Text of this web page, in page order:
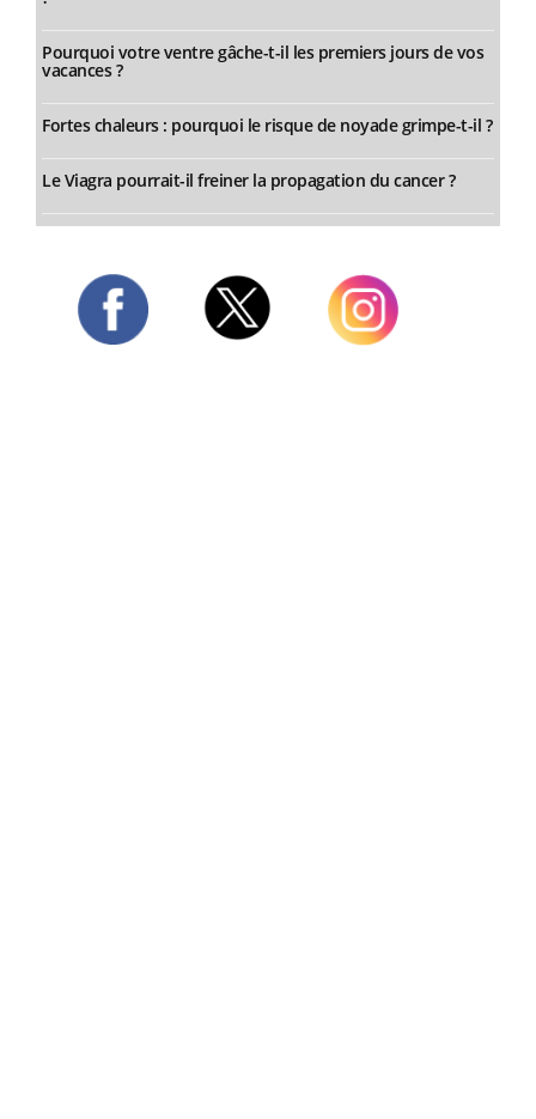
Pourquoi votre ventre gâche-t-il les premiers jours de vos
vacances ?
Fortes chaleurs : pourquoi le risque de noyade grimpe-t-il ?
Le Viagra pourrait-il freiner la propagation du cancer ?